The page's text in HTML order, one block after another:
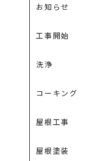
お知らせ
工事開始
洗浄
コーキング
屋根工事
屋根塗装